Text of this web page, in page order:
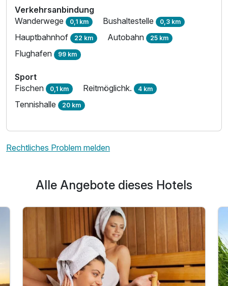
Verkehrsanbindung
Wanderwege 0,1 km Bushaltestelle 0,3 km
Hauptbahnhof 22 km Autobahn 25 km
Flughafen 99 km
Sport
Fischen 0,1 km Reitmöglichk. 4 km
Tennishalle 20 km
Rechtliches Problem melden
Alle Angebote dieses Hotels